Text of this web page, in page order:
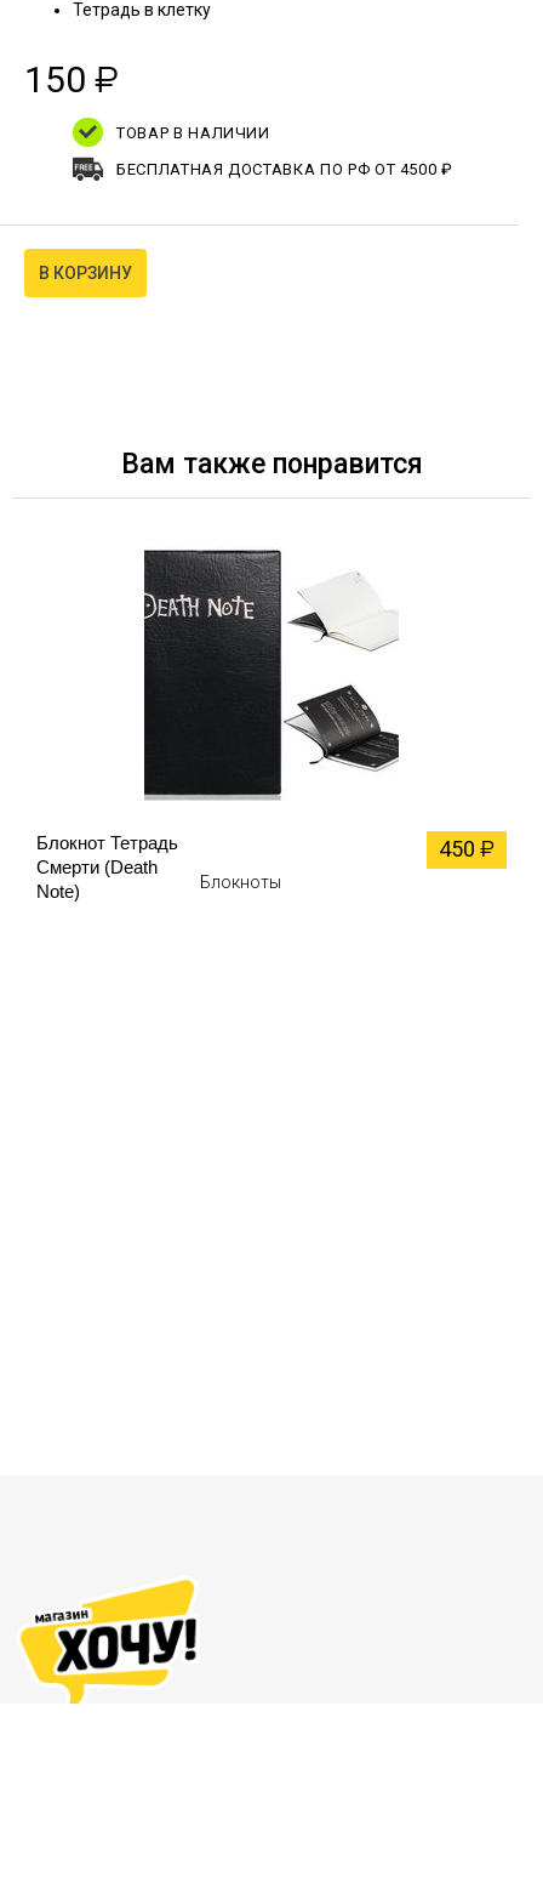
Тетрадь в клетку
150 ₽
ТОВАР В НАЛИЧИИ
БЕСПЛАТНАЯ ДОСТАВКА ПО РФ ОТ 4500 ₽
В КОРЗИНУ
Вам также понравится
Блокнот Тетрадь
Смерти (Death
Note)
450 ₽
Блокноты